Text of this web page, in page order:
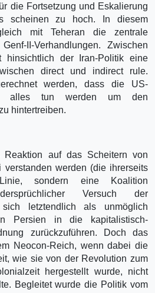
die Fortsetzung und Eskalierung
scheinen zu hoch. In diesem
mit Teheran die zentrale
II-Verhandlungen. Zwischen
hinsichtlich der Iran-Politik eine
direct und indirect rule.
werden, dass die US-
alles tun werden um den
hintertreiben.
Reaktion auf das Scheitern von
verstanden werden (die ihrerseits
sondern eine Koalition
Versuch der
sich letztendlich als unmöglich
Persien in die kapitalistisch-
zurückzuführen. Doch das
Neocon-Reich, wenn dabei die
wie sie von der Revolution zum
hergestellt wurde, nicht
Begleitet wurde die Politik vom